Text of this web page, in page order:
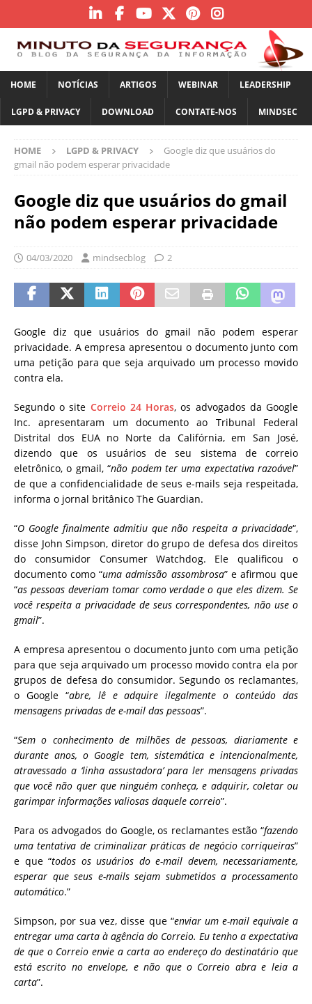
HOME NOTÍCIAS ARTIGOS WEBINAR LEADERSHIP
LGPD & PRIVACY DOWNLOAD CONTATE-NOS MINDSEC
HOME LGPD & PRIVACY
Google diz que usuários do
gmail não podem esperar privacidade
Google diz que usuários do gmail
não podem esperar privacidade
04/03/2020 mindsecblog 2
Google diz que usuários do gmail não podem esperar
privacidade. A empresa apresentou o documento junto com
uma petição para que seja arquivado um processo movido
contra ela.
Segundo o site Correio 24 Horas, os advogados da Google
Inc. apresentaram um documento ao Tribunal Federal
Distrital dos EUA no Norte da Califórnia, em San José,
dizendo que os usuários de seu sistema de correio
eletrônico, o gmail, “não podem ter uma expectativa razoável”
de que a confidencialidade de seus e-mails seja respeitada,
informa o jornal britânico The Guardian.
“O Google finalmente admitiu que não respeita a privacidade“,
disse John Simpson, diretor do grupo de defesa dos direitos
do consumidor Consumer Watchdog. Ele qualificou o
documento como “uma admissão assombrosa” e afirmou que
“as pessoas deveriam tomar como verdade o que eles dizem. Se
você respeita a privacidade de seus correspondentes, não use o
gmail”.
A empresa apresentou o documento junto com uma petição
para que seja arquivado um processo movido contra ela por
grupos de defesa do consumidor. Segundo os reclamantes,
o Google “abre, lê e adquire ilegalmente o conteúdo das
mensagens privadas de e-mail das pessoas”.
“Sem o conhecimento de milhões de pessoas, diariamente e
durante anos, o Google tem, sistemática e intencionalmente,
atravessado a ‘linha assustadora’ para ler mensagens privadas
que você não quer que ninguém conheça, e adquirir, coletar ou
garimpar informações valiosas daquele correio”.
Para os advogados do Google, os reclamantes estão “fazendo
uma tentativa de criminalizar práticas de negócio corriqueiras”
e que “todos os usuários do e-mail devem, necessariamente,
esperar que seus e-mails sejam submetidos a processamento
automático.”
Simpson, por sua vez, disse que “enviar um e-mail equivale a
entregar uma carta à agência do Correio. Eu tenho a expectativa
de que o Correio envie a carta ao endereço do destinatário que
está escrito no envelope, e não que o Correio abra e leia a
carta”.